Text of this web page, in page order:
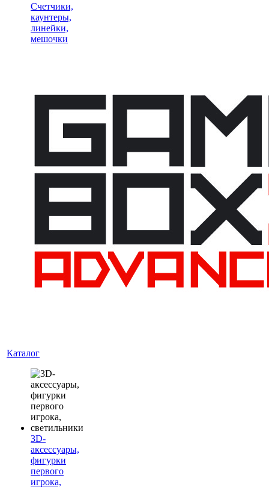
Счетчики,
каунтеры,
линейки,
мешочки
Каталог
3D-
аксессуары,
фигурки
первого
игрока,